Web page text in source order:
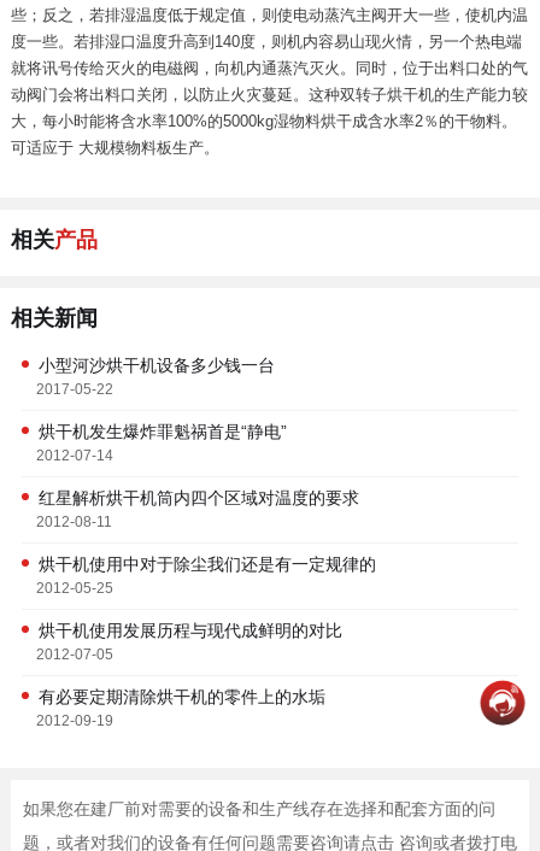
些；反之，若排湿温度低于规定值，则使电动蒸汽主阀开大一些，使机内温
度一些。若排湿口温度升高到140度，则机内容易山现火情，另一个热电端
就将讯号传给灭火的电磁阀，向机内通蒸汽灭火。同时，位于出料口处的气
动阀门会将出料口关闭，以防止火灾蔓延。这种双转子烘干机的生产能力较
大，每小时能将含水率100%的5000kg湿物料烘干成含水率2％的干物料。
可适应于 大规模物料板生产。
相关产品
相关新闻
小型河沙烘干机设备多少钱一台
2017-05-22
烘干机发生爆炸罪魁祸首是“静电”
2012-07-14
红星解析烘干机筒内四个区域对温度的要求
2012-08-11
烘干机使用中对于除尘我们还是有一定规律的
2012-05-25
烘干机使用发展历程与现代成鲜明的对比
2012-07-05
有必要定期清除烘干机的零件上的水垢
2012-09-19
如果您在建厂前对需要的设备和生产线存在选择和配套方面的问
题，或者对我们的设备有任何问题需要咨询请点击 咨询或者拨打电